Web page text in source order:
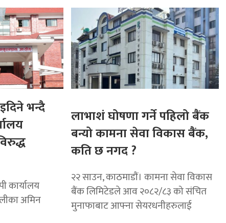
भन्दै
कार्यालय
अमिन
लाभाशं घोषणा गर्ने पहिलो बैंक
बन्यो कामना सेवा विकास बैंक,
कति छ नगद ?
२२ साउन, काठमाडाैं। कामना सेवा विकास
बैंक लिमिटेडले आव २०८२/८३ को संचित
मुनाफाबाट आफ्ना सेयरधनीहरुलाई